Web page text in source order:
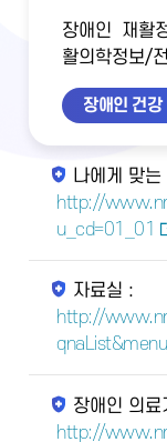
장애인 재활
활의학정보/
장애인 건강
나에게 맞
http://
u_cd=01_01
자료실 :
http://
장애인 의
http://